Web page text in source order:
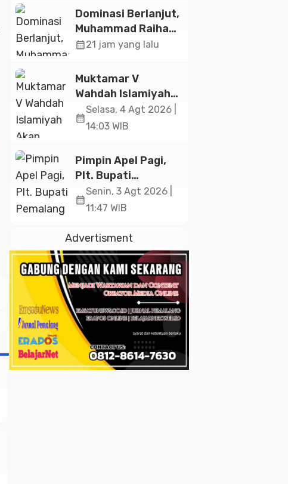
Temuan Diskusi
Paramadina
Dominasi Berlanjut,
Muhammad Raihan
Fadila Sabet Emas
Taekwondo
Indonesia Open
2026
calendar_month21 jam yang lalu
Muktamar V
Wahdah Islamiyah
Akan Kukuhkan
10.000 Guru Al-
Istiqlal
calendar_month
Selasa, 4 Agt 2026 |
14:03 WIB
Pimpin Apel Pagi,
Plt. Bupati
Pemalang
Tekankan Disiplin
untuk Pelayanan
Publik
calendar_month
Senin, 3 Agt 2026 |
11:47 WIB
Advertisment